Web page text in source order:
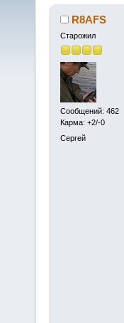
R8AFS
Старожил
Сообщений: 462
Карма: +2/-0
Сергей